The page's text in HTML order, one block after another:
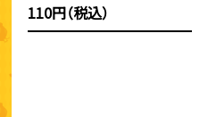
110円（税込）